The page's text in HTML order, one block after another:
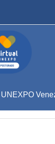
UNEXPO